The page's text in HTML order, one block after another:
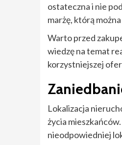
ostateczna i nie
marżę, którą
Warto przed
wiedzę na temat
korzystniejszej
Lokalizacja
życia
nieodpowiedniej